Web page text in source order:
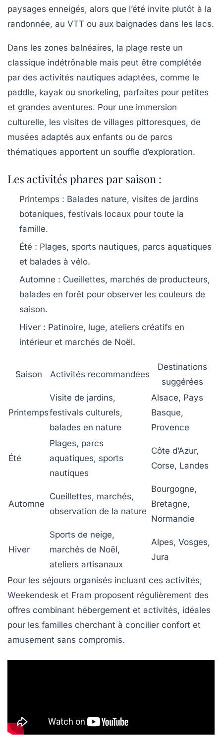
paysages enneigés, alors que l’été invite plutôt à la
randonnée, au VTT ou aux baignades dans les lacs.
Dans les zones balnéaires, la plage reste un
classique indétrônable mais peut être complétée
par des activités nautiques adaptées, comme le
paddle, kayak ou snorkeling, parfaites pour petites
et grandes aventures. Pour une immersion
culturelle, les visites de villages pittoresques, de
musées adaptés aux enfants ou de parcs
thématiques apportent un souffle d’exploration.
Les activités phares par saison :
Printemps : Balades nature, visites de jardins
botaniques, festivals locaux pour toute la
famille.
Été : Plages, sports nautiques, parcs aquatiques
et balades à vélo.
Automne : Cueillettes, marchés de producteurs,
balades en forêt pour observer les couleurs de
saison.
Hiver : Patinoire, luge, ateliers créatifs en
intérieur et marchés de Noël.
Saison Activités recommandées
Destinations
suggérées
Printemps
Visite de jardins,
festivals culturels,
balades en nature
Alsace, Pays
Basque,
Provence
Été
Plages, parcs
aquatiques, sports
nautiques
Côte d’Azur,
Corse, Landes
Automne
Cueillettes, marchés,
observation de la nature
Bourgogne,
Bretagne,
Normandie
Hiver
Sports de neige,
marchés de Noël,
ateliers artisanaux
Alpes, Vosges,
Jura
Pour les séjours organisés incluant ces activités,
Weekendesk et Fram proposent régulièrement des
offres combinant hébergement et activités, idéales
pour les familles cherchant à concilier confort et
amusement sans compromis.